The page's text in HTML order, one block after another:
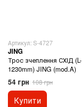
Артикул: S-4727
JING
Трос зчеплення СХІД (L-
1230mm) JING (mod.A)
54 грн 108 грн
Купити